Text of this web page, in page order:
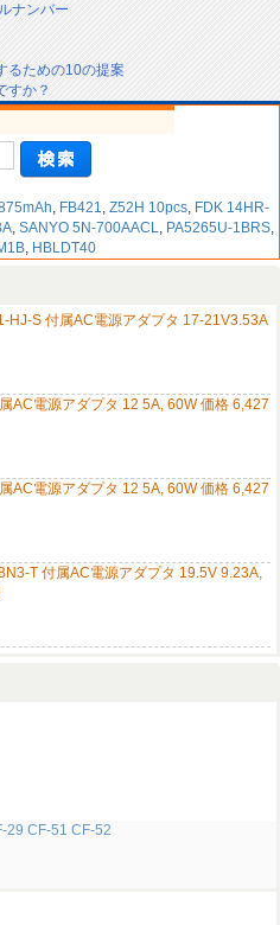
ナンバー
るための10の提案
すか？
, FB421, Z52H 10pcs, FDK 14HR-
, SANYO 5N-700AACL, PA5265U-1BRS,
, HBLDT40
HJ-S 付属AC電源アダプタ 17-21V3.53A
AC電源アダプタ 12 5A, 60W 価格 6,427
AC電源アダプタ 12 5A, 60W 価格 6,427
T 付属AC電源アダプタ 19.5V 9.23A,
29 CF-51 CF-52